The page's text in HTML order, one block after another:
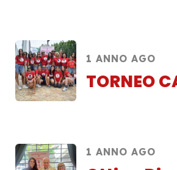
1 ANNO AGO
TORNEO
1 ANNO AGO